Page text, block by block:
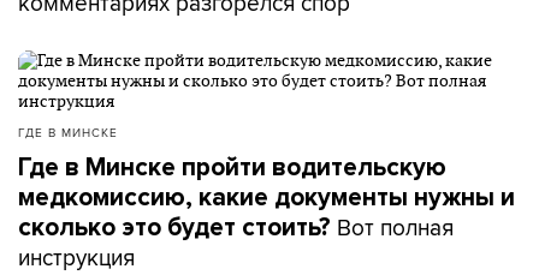
ГДЕ В МИНСКЕ
Где в Минске пройти водительскую
медкомиссию, какие документы нужны и
сколько это будет стоить? Вот полная
инструкция